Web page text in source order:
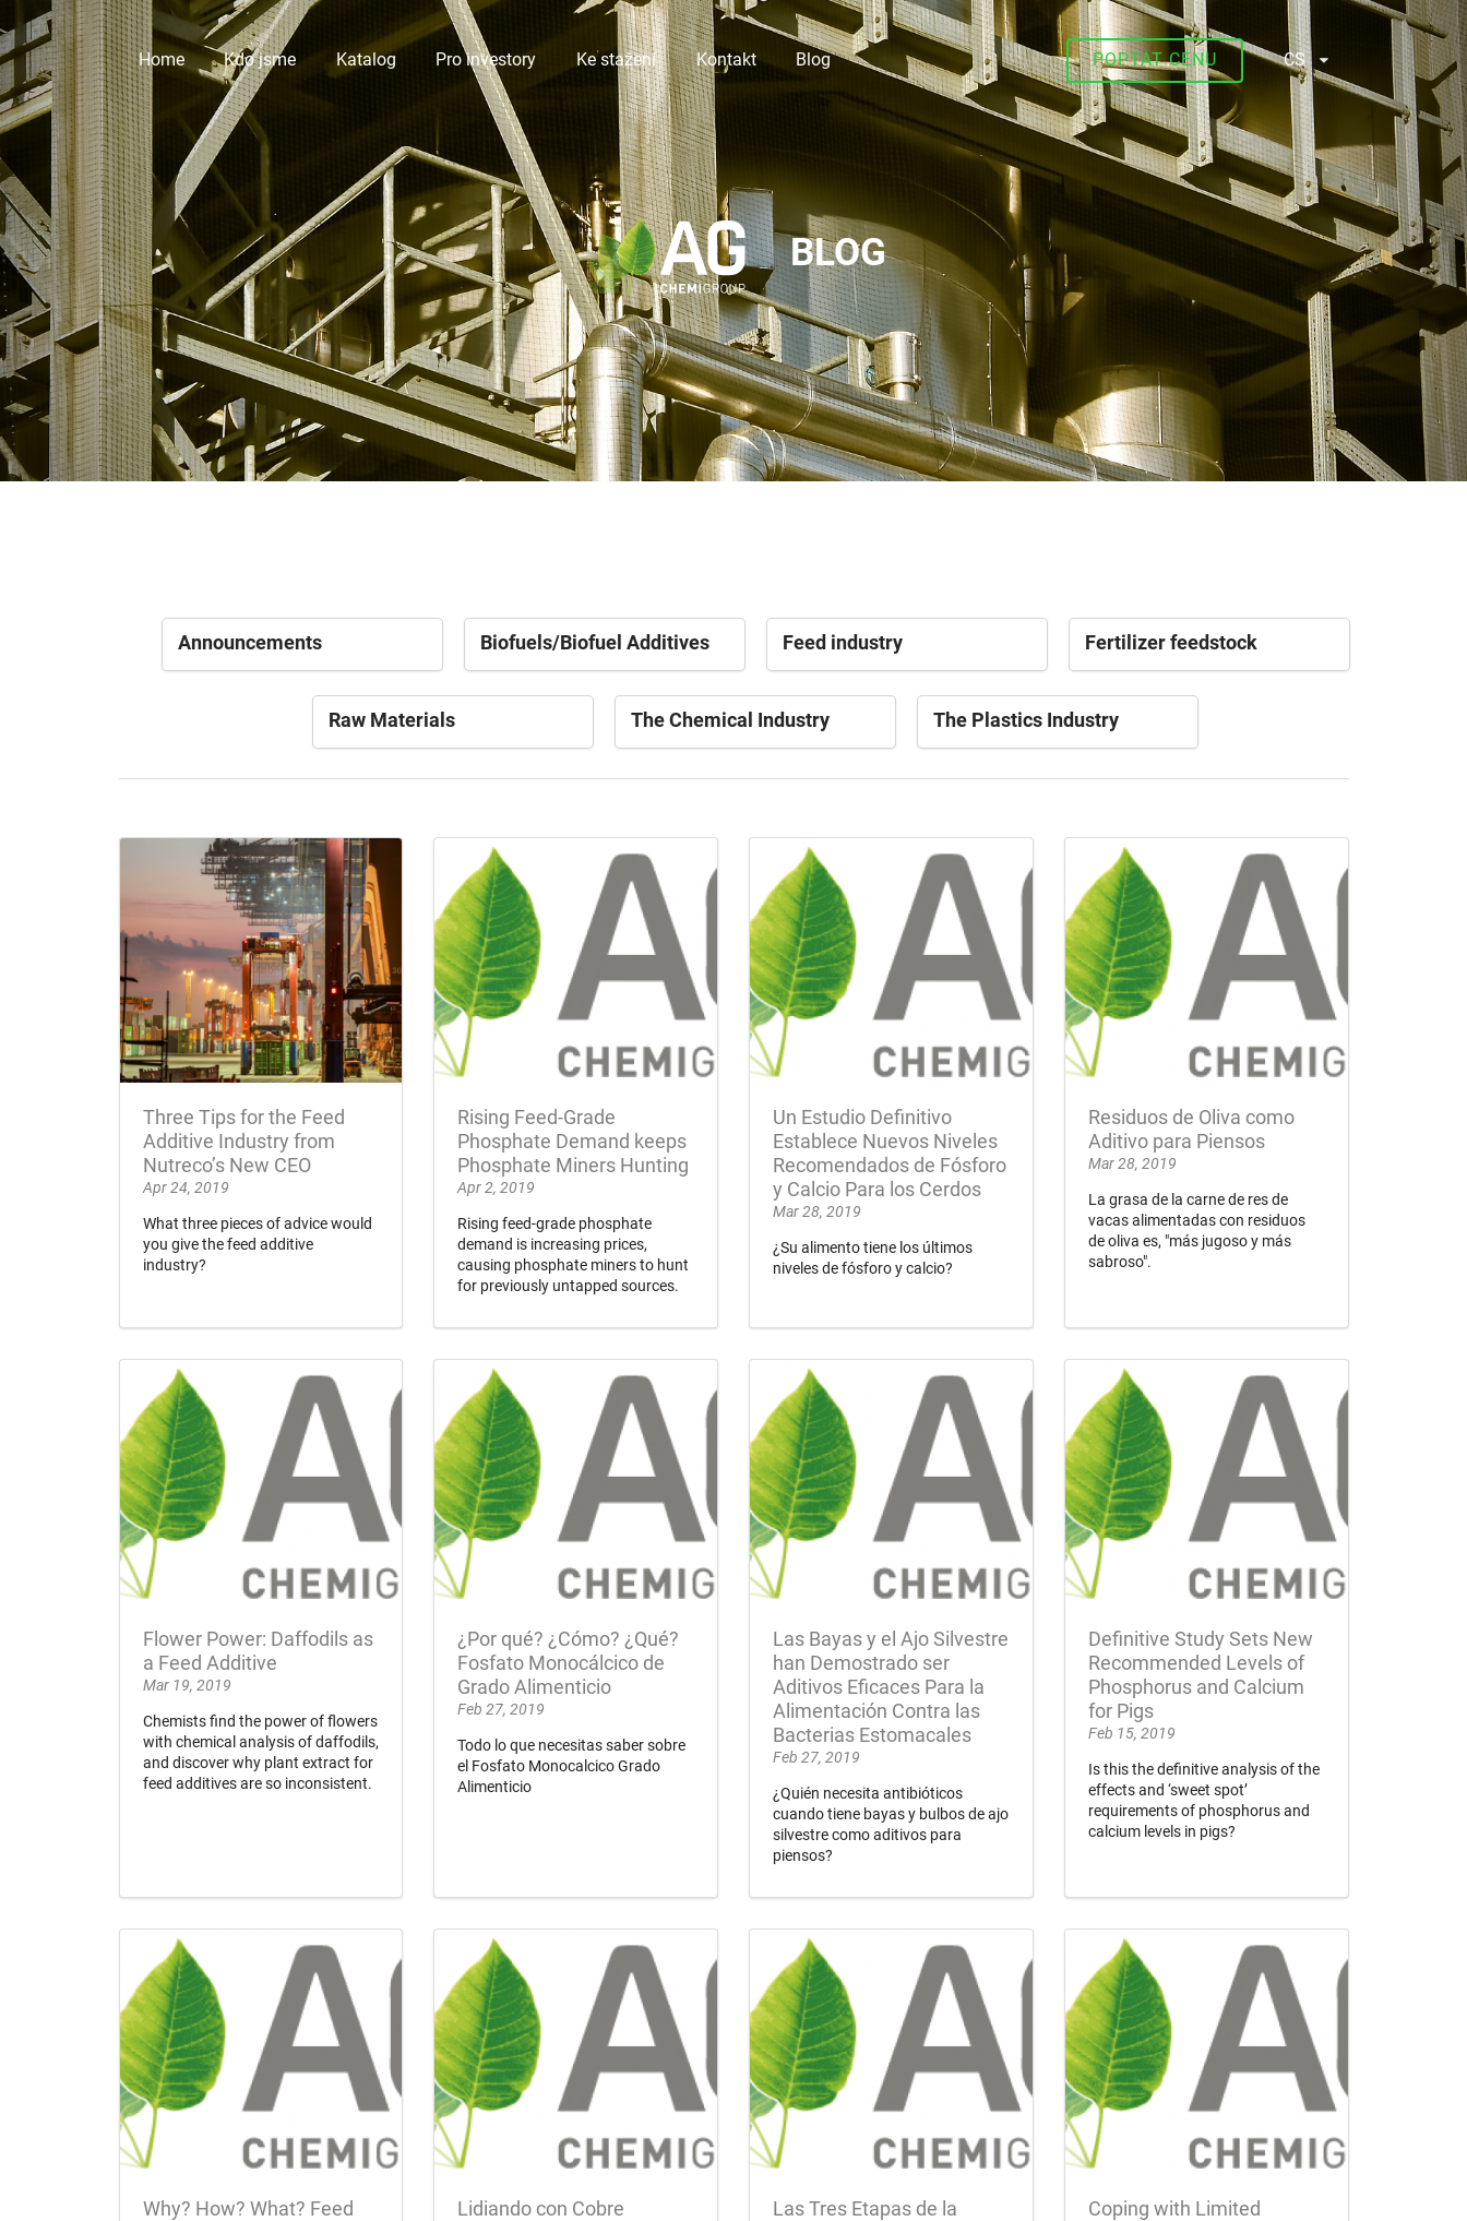
Home Kdo jsme Katalog Pro investory Ke stažení Kontakt Blog POPTAT CENU CS
BLOG
Announcements Biofuels/Biofuel Additives Feed industry Fertilizer feedstock
Raw Materials The Chemical Industry The Plastics Industry
Three Tips for the Feed
Additive Industry from
Nutreco’s New CEO
Apr 24, 2019
What three pieces of advice would
you give the feed additive
industry?
Rising Feed-Grade
Phosphate Demand keeps
Phosphate Miners Hunting
Apr 2, 2019
Rising feed-grade phosphate
demand is increasing prices,
causing phosphate miners to hunt
for previously untapped sources.
Un Estudio Definitivo
Establece Nuevos Niveles
Recomendados de Fósforo
y Calcio Para los Cerdos
Mar 28, 2019
¿Su alimento tiene los últimos
niveles de fósforo y calcio?
Residuos de Oliva como
Aditivo para Piensos
Mar 28, 2019
La grasa de la carne de res de
vacas alimentadas con residuos
de oliva es, "más jugoso y más
sabroso".
Flower Power: Daffodils as
a Feed Additive
Mar 19, 2019
Chemists find the power of flowers
with chemical analysis of daffodils,
and discover why plant extract for
feed additives are so inconsistent.
¿Por qué? ¿Cómo? ¿Qué?
Fosfato Monocálcico de
Grado Alimenticio
Feb 27, 2019
Todo lo que necesitas saber sobre
el Fosfato Monocalcico Grado
Alimenticio
Las Bayas y el Ajo Silvestre
han Demostrado ser
Aditivos Eficaces Para la
Alimentación Contra las
Bacterias Estomacales
Feb 27, 2019
¿Quién necesita antibióticos
cuando tiene bayas y bulbos de ajo
silvestre como aditivos para
piensos?
Definitive Study Sets New
Recommended Levels of
Phosphorus and Calcium
for Pigs
Feb 15, 2019
Is this the definitive analysis of the
effects and ‘sweet spot’
requirements of phosphorus and
calcium levels in pigs?
Why? How? What? Feed
Lidiando con Cobre
Las Tres Etapas de la
Coping with Limited